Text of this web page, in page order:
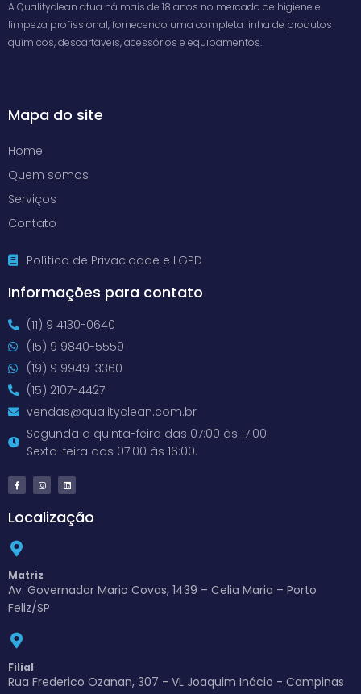
A Qualityclean atua há mais de 18 anos no mercado de higiene e
limpeza profissional, fornecendo uma completa linha de produtos
químicos, descartáveis, acessórios e equipamentos.
Mapa do site
Home
Quem somos
Serviços
Contato
Política de Privacidade e LGPD
Informações para contato
(11) 9 4130-0640
(15) 9 9840-5559
(19) 9 9949-3360
(15) 2107-4427
vendas@qualityclean.com.br
Segunda a quinta-feira das 07:00 às 17:00.
Sexta-feira das 07:00 às 16:00.
Localização
Matriz
Av. Governador Mario Covas, 1439 – Celia Maria – Porto
Feliz/SP
Filial
Rua Frederico Ozanan, 307 - VL Joaquim Inácio - Campinas